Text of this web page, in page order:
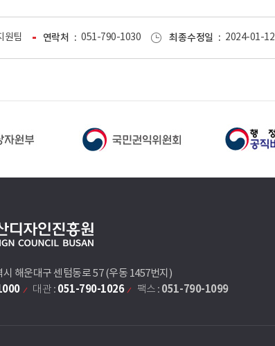
원팀 연락처 051-790-1030 최종수정일 2024-01-12
해운대구 센텀동로 57 (우동 1457번지)
대관 : 051-790-1026 팩스 : 051-790-1099